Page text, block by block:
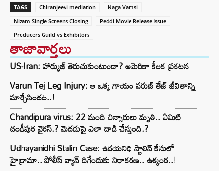
TAGS Chiranjeevi mediation
Naga Vamsi
Nizam Single Screens Closing
Peddi Movie Release Issue
Producers Guild vs Exhibitors
తాజావార్తలు
US-Iran: హార్ముజ్ తెరుచుకుంటుందా? అమెరికా కీలక ప్రకటన
Varun Tej Leg Injury: ఆ ఒక్క గాయం వరుణ్ తేజ్ జీవితాన్ని
మార్చేసిందట..!
Chandipura virus: 22 మంది చిన్నారులు మృతి.. ఏమిటి
చండీపుర వైరస్.? మెదడుపై ఎలా దాడి చేస్తుంది.?
Udhayanidhi Stalin Case: ఉదయనిధి స్టాలిన్ కేసులో
హైడ్రామా.. పోలీస్ వ్యాన్ దిగేందుకు నిరాకరణ.. ఉత్కంఠ..!